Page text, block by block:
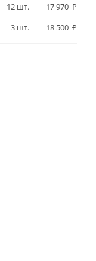
12 шт.
17 970
3 шт. 18 500